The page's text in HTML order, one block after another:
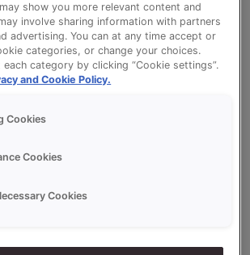
PROSON LIMBURGSE VLAAI
show you more relevant content and
involve sharing information with partners
advertising. You can at any time accept or
categories, or change your choices.
each category by clicking “Cookie settings”.
and Cookie Policy.
Cookies
Cookies
Cookies